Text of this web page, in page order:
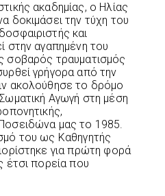
ακαδημίας, ο Ηλίας
δοκιμάσει την τύχη του
και
στην αγαπημένη του
τραυματισμός
γρήγορα από την
ακολούθησε το δρόμο
Αγωγή στη μέση
μας το 1985.
του ως Καθηγητής
για πρώτη φορά
έτσι πορεία που